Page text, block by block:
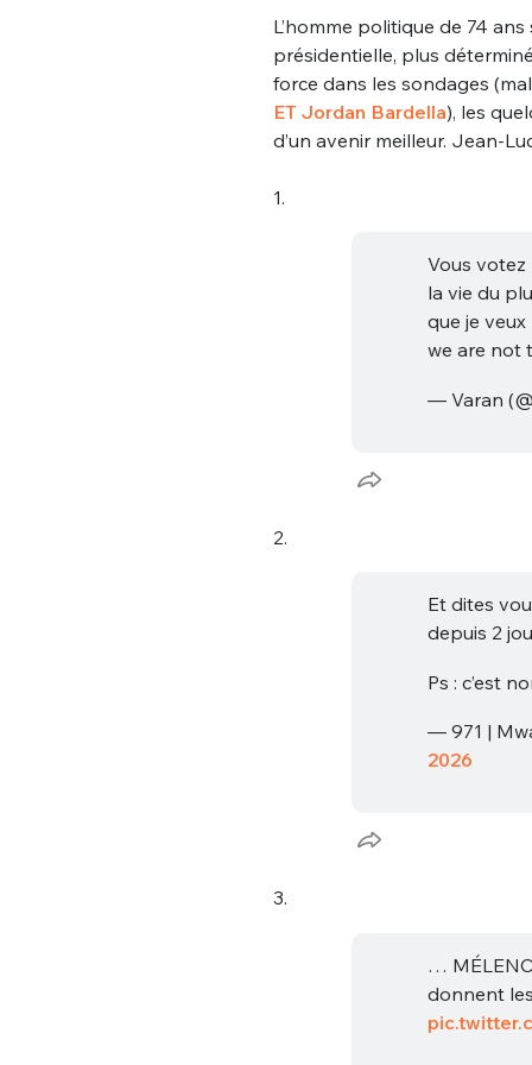
L’homme politique de 74
présidentielle, plus
force dans les sondages
ET Jordan Bardella), les
d’un avenir meilleur. Jean-
1.
Vous votez
la vie du
que je
we are not
— Varan
2.
Et dites
depuis 2
Ps : c’est
— 971 |
2026
3.
…
donnent